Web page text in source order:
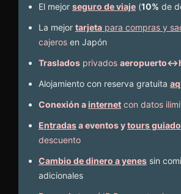
El mejor seguro de viaje (10% de
La mejor tarjeta para compras y
cajeros en Japón
Traslados privados
Alojamiento con reserva gratuita
Conexión ainternet con datos
Entradasa eventos ytours
descuento
Cambio de dinero a yenes sin
adicionales